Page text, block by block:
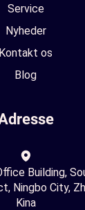
Service
Nyheder
Kontakt os
Blog
Building,
Ningbo City,
Kina